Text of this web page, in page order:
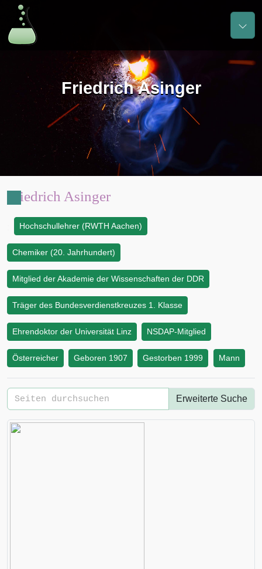
Friedrich Asinger
Friedrich Asinger
Hochschullehrer (RWTH Aachen)
Chemiker (20. Jahrhundert)
Mitglied der Akademie der Wissenschaften der DDR
Träger des Bundesverdienstkreuzes 1. Klasse
Ehrendoktor der Universität Linz NSDAP-Mitglied
Österreicher Geboren 1907 Gestorben 1999 Mann
Erweiterte Suche